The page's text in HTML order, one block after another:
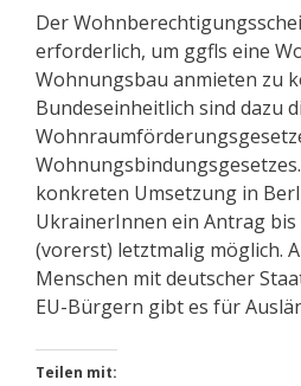
Der
erforderlich, um ggfls eine
Wohnungsbau anmieten zu
Bundeseinheitlich sind dazu
konkreten Umsetzung in
UkrainerInnen ein Antrag bis
(vorerst) letztmalig möglich.
Menschen mit deutscher
EU-Bürgern gibt es für
Teilen mit: